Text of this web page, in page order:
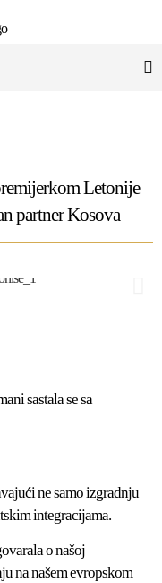
Letonije
partner Kosova
sastala se sa
ne samo izgradnju
integracijama.
o našoj
na našem evropskom